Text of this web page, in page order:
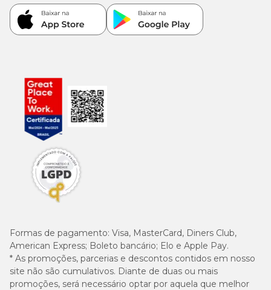
diariamente é fundamental. Caso haja pouca evolução ou perda
de peso em até 48 horas, a avaliação veterinária é essencial.
A quantidade diária depende do peso do filhote, e a embalagem
fornece uma tabela que orienta o volume total indicado. Essa
quantidade deve ser distribuída ao longo do dia, respeitando os
intervalos de 3 a 5 horas entre as mamadas.
A divisão correta evita sobrecarga digestiva e mantém o filhote
Posso armazenar o Pet Milk depois de dissolvido?
Sim, desde que seja armazenado corretamente. O leite preparado
temperatura adequada, nunca inferior a 38°C, para evitar choque
térmico e garantir boa digestão.
Formas de pagamento: Visa, MasterCard, Diners Club,
American Express; Boleto bancário; Elo e Apple Pay.
* As promoções, parcerias e descontos contidos em nosso
site não são cumulativos. Diante de duas ou mais
promoções, será necessário optar por aquela que melhor